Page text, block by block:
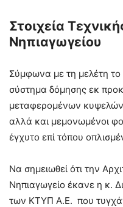
Στοιχεία
Νηπιαγωγείου
Σύμφωνα με τη μελέτη το
σύστημα δόμησης εκ
μεταφερομένων κυψελών
αλλά και μεμονωμένοι
έγχυτο επί τόπου
Να σημειωθεί ότι την
Νηπιαγωγείο έκανε η κ.
των ΚΤΥΠ Α.Ε. που